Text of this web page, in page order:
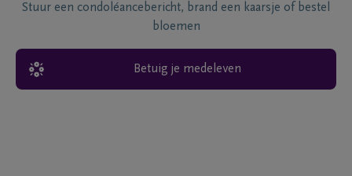
Stuur een condoléancebericht, brand een kaarsje of bestel
bloemen
Betuig je medeleven